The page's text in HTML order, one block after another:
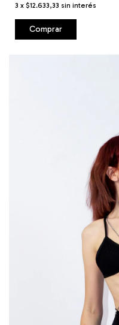
3 x $12.633,33 sin interés
Comprar